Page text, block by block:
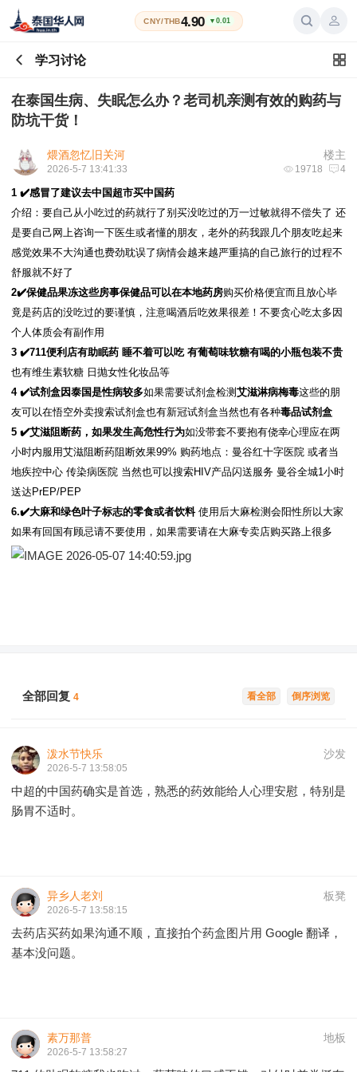
CNY/THB4.90 ▼0.01
学习讨论
在泰国生病、失眠怎么办？老司机亲测有效的购药与
防坑干货！
楼主
煨酒忽忆旧关河
19718 4
2026-5-7 13:41:33
1 ✔️感冒了建议去中国超市买中国药
介绍：要自己从小吃过的药就行了别买没吃过的万一过敏就得不偿失了 还
是要自己网上咨询一下医生或者懂的朋友，老外的药我跟几个朋友吃起来
感觉效果不大沟通也费劲耽误了病情会越来越严重搞的自己旅行的过程不
舒服就不好了
2✔️保健品果冻这些房事保健品可以在本地药房购买价格便宜而且放心毕
竟是药店的没吃过的要谨慎，注意喝酒后吃效果很差！不要贪心吃太多因
个人体质会有副作用
3 ✔️711便利店有助眠药 睡不着可以吃 有葡萄味软糖有喝的小瓶包装不贵
也有维生素软糖 日抛女性化妆品等
4 ✔️试剂盒因泰国是性病较多如果需要试剂盒检测 艾滋淋病梅毒这些的朋
友可以在悟空外卖搜索试剂盒也有新冠试剂盒当然也有各种毒品试剂盒
5 ✔️艾滋阻断药，如果发生高危性行为如没带套不要抱有侥幸心理应在两
小时内服用艾滋阻断药阻断效果99% 购药地点：曼谷红十字医院 或者当
地疾控中心 传染病医院 当然也可以搜索HIV产品闪送服务 曼谷全城1小时
送达PrEP/PEP
6.✔️大麻和绿色叶子标志的零食或者饮料 使用后大麻检测会阳性所以大家
如果有回国有顾忌请不要使用，如果需要请在大麻专卖店购买路上很多
倒序浏览
看全部
全部回复 4
沙发
泼水节快乐
2026-5-7 13:58:05
中超的中国药确实是首选，熟悉的药效能给人心理安慰，特别是
肠胃不适时。
板凳
异乡人老刘
2026-5-7 13:58:15
去药店买药如果沟通不顺，直接拍个药盒图片用 Google 翻译，
基本没问题。
地板
素万那普
2026-5-7 13:58:27